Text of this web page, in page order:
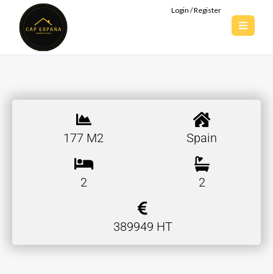
Login / Register
177 M2 Spain
2 2
389949 HT